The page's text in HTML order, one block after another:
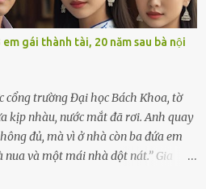
chồng và con gái ríu rít chuẩn bị mà
dịp đi xa vì còn bận buôn bán ở chợ,
Thảo ôm chầm lấy mẹ trước khi đi:
mẹ nhé!” Chiếc xe khách lăn
gái thành tài, 20 năm sau bà nội
cổng trường Đại học Bách Khoa, tờ
kịp nhàu, nước mắt đã rơi. Anh quay
đủ, mà vì ở nhà còn ba đứa em
và một mái nhà dột nát.” Gia